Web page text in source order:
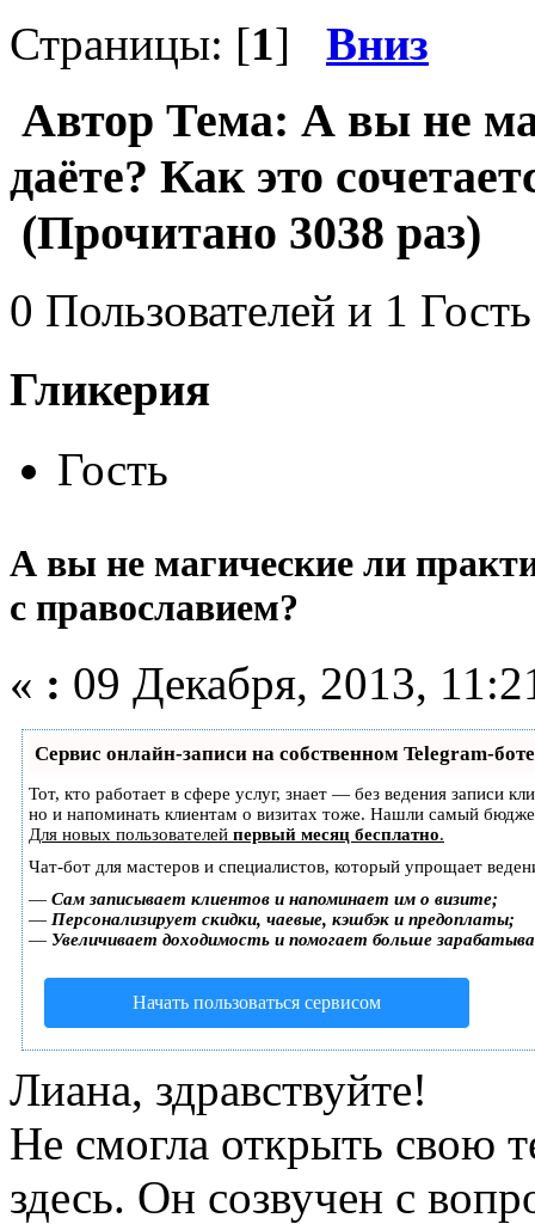
Страницы: [1] Вниз
Автор Тема: А вы не
даёте? Как это
(Прочитано 3038 раз)
0 Пользователей и 1
Гликерия
Гость
А вы не магические ли
с православием?
« : 09 Декабря, 2013,
Сервис онлайн-записи на собственном Telegram-боте
Тот, кто работает в сфере услуг, знает — без ведения записи
но и напоминать клиентам о визитах тоже. Нашли самый
Для новых пользователей первый месяц бесплатно.
Чат-бот для мастеров и специалистов, который упрощает
— Сам записывает клиентов и напоминает им о визите;
— Персонализирует скидки, чаевые, кэшбэк и предоплаты;
— Увеличивает доходимость и помогает больше
Начать пользоваться сервисом
Лиана, здравствуйте!
Не смогла открыть свою
здесь. Он созвучен с